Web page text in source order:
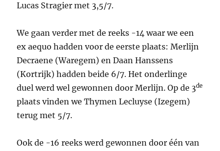
Lucas Stragier met 3,5/7.
We gaan verder met de reeks -14 waar we een
ex aequo hadden voor de eerste plaats: Merlijn
Decraene (Waregem) en Daan Hanssens
(Kortrijk) hadden beide 6/7. Het onderlinge
duel werd wel gewonnen door Merlijn. Op de 3de
plaats vinden we Thymen Lecluyse (Izegem)
terug met 5/7.
Ook de -16 reeks werd gewonnen door één van